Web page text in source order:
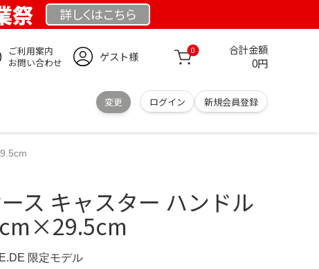
祭 詳しくはこちら
ご利用案内
お問い合わせ
ゲスト様 0 合計金額
0円
変更 ログイン 新規会員登録
ス キャスター ハンドル
限定モデル